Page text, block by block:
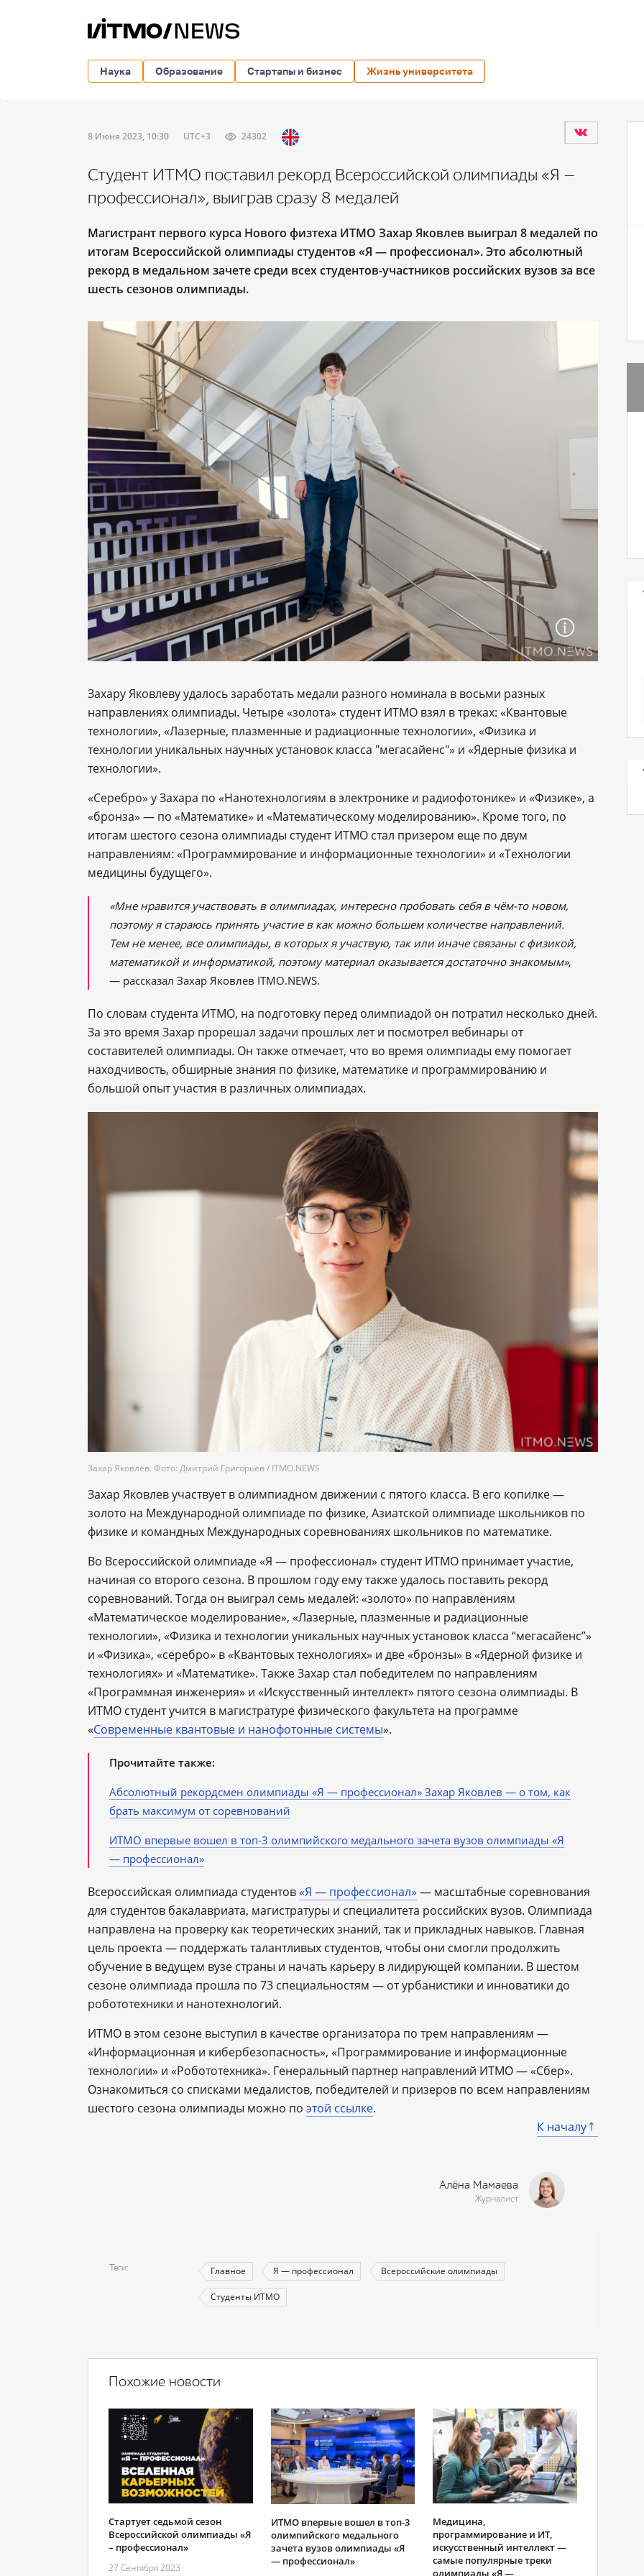
Наука Образование Стартапы и бизнес Жизнь университета
8 Июня 2023, 10:30 UTC+3 24302
Студент ИТМО поставил рекорд Всероссийской олимпиады «Я —
профессионал», выиграв сразу 8 медалей
Магистрант первого курса Нового физтеха ИТМО Захар Яковлев выиграл 8 медалей по
итогам Всероссийской олимпиады студентов «Я ― профессионал». Это абсолютный
рекорд в медальном зачете среди всех студентов-участников российских вузов за все
шесть сезонов олимпиады.
Захару Яковлеву удалось заработать медали разного номинала в восьми разных
направлениях олимпиады. Четыре «золота» студент ИТМО взял в треках: «Квантовые
технологии», «Лазерные, плазменные и радиационные технологии», «Физика и
технологии уникальных научных установок класса "мегасайенс"» и «Ядерные физика и
технологии».
«Серебро» у Захара по «Нанотехнологиям в электронике и радиофотонике» и «Физике», а
«бронза» ― по «Математике» и «Математическому моделированию». Кроме того, по
итогам шестого сезона олимпиады студент ИТМО стал призером еще по двум
направлениям: «Программирование и информационные технологии» и «Технологии
медицины будущего».
«Мне нравится участвовать в олимпиадах, интересно пробовать себя в чём-то новом,
поэтому я стараюсь принять участие в как можно большем количестве направлений.
Тем не менее, все олимпиады, в которых я участвую, так или иначе связаны с физикой,
математикой и информатикой, поэтому материал оказывается достаточно знакомым»,
— рассказал Захар Яковлев ITMO.NEWS.
По словам студента ИТМО, на подготовку перед олимпиадой он потратил несколько дней.
За это время Захар прорешал задачи прошлых лет и посмотрел вебинары от
составителей олимпиады. Он также отмечает, что во время олимпиады ему помогает
находчивость, обширные знания по физике, математике и программированию и
большой опыт участия в различных олимпиадах.
Захар Яковлев. Фото: Дмитрий Григорьев / ITMO.NEWS
Захар Яковлев участвует в олимпиадном движении с пятого класса. В его копилке ―
золото на Международной олимпиаде по физике, Азиатской олимпиаде школьников по
физике и командных Международных соревнованиях школьников по математике.
Во Всероссийской олимпиаде «Я — профессионал» студент ИТМО принимает участие,
начиная со второго сезона. В прошлом году ему также удалось поставить рекорд
соревнований. Тогда он выиграл семь медалей: «золото» по направлениям
«Математическое моделирование», «Лазерные, плазменные и радиационные
технологии», «Физика и технологии уникальных научных установок класса “мегасайенс”»
и «Физика», «серебро» в «Квантовых технологиях» и две «бронзы» в «Ядерной физике и
технологиях» и «Математике». Также Захар стал победителем по направлениям
«Программная инженерия» и «Искусственный интеллект» пятого сезона олимпиады. В
ИТМО студент учится в магистратуре физического факультета на программе
«Современные квантовые и нанофотонные системы».
Прочитайте также:
Абсолютный рекордсмен олимпиады «Я ― профессионал» Захар Яковлев ― о том, как
брать максимум от соревнований
ИТМО впервые вошел в топ-3 олимпийского медального зачета вузов олимпиады «Я
— профессионал»
Всероссийская олимпиада студентов «Я — профессионал» — масштабные соревнования
для студентов бакалавриата, магистратуры и специалитета российских вузов. Олимпиада
направлена на проверку как теоретических знаний, так и прикладных навыков. Главная
цель проекта — поддержать талантливых студентов, чтобы они смогли продолжить
обучение в ведущем вузе страны и начать карьеру в лидирующей компании. В шестом
сезоне олимпиада прошла по 73 специальностям — от урбанистики и инноватики до
робототехники и нанотехнологий.
ИТМО в этом сезоне выступил в качестве организатора по трем направлениям —
«Информационная и кибербезопасность», «Программирование и информационные
технологии» и «Робототехника». Генеральный партнер направлений ИТМО — «Сбер».
Ознакомиться со списками медалистов, победителей и призеров по всем направлениям
шестого сезона олимпиады можно по этой ссылке.
К началу
Алёна Мамаева
Журналист
Теги Главное Я — профессионал Всероссийские олимпиады
Студенты ИТМО
Похожие новости
Стартует седьмой сезон
Всероссийской олимпиады «Я
– профессионал»
27 Сентября 2023
ИТМО впервые вошел в топ-3
олимпийского медального
зачета вузов олимпиады «Я
— профессионал»
Медицина,
программирование и ИТ,
искусственный интеллект —
самые популярные треки